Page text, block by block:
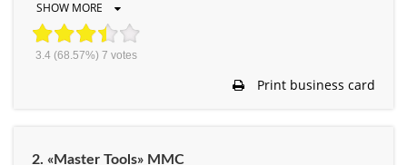
SHOW MORE
3.4 (68.57%) 7 votes
Print business card
2. «Master Tools» MMC